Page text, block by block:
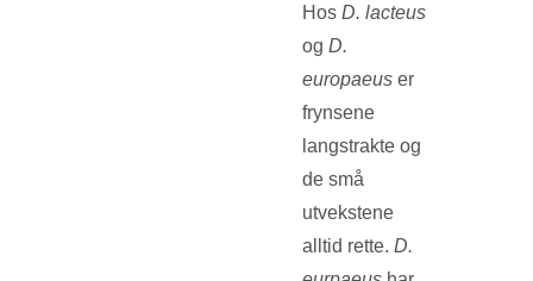
Hos D. lacteus
og D.
europaeus er
frynsene
langstrakte og
de små
utvekstene
alltid rette. D.